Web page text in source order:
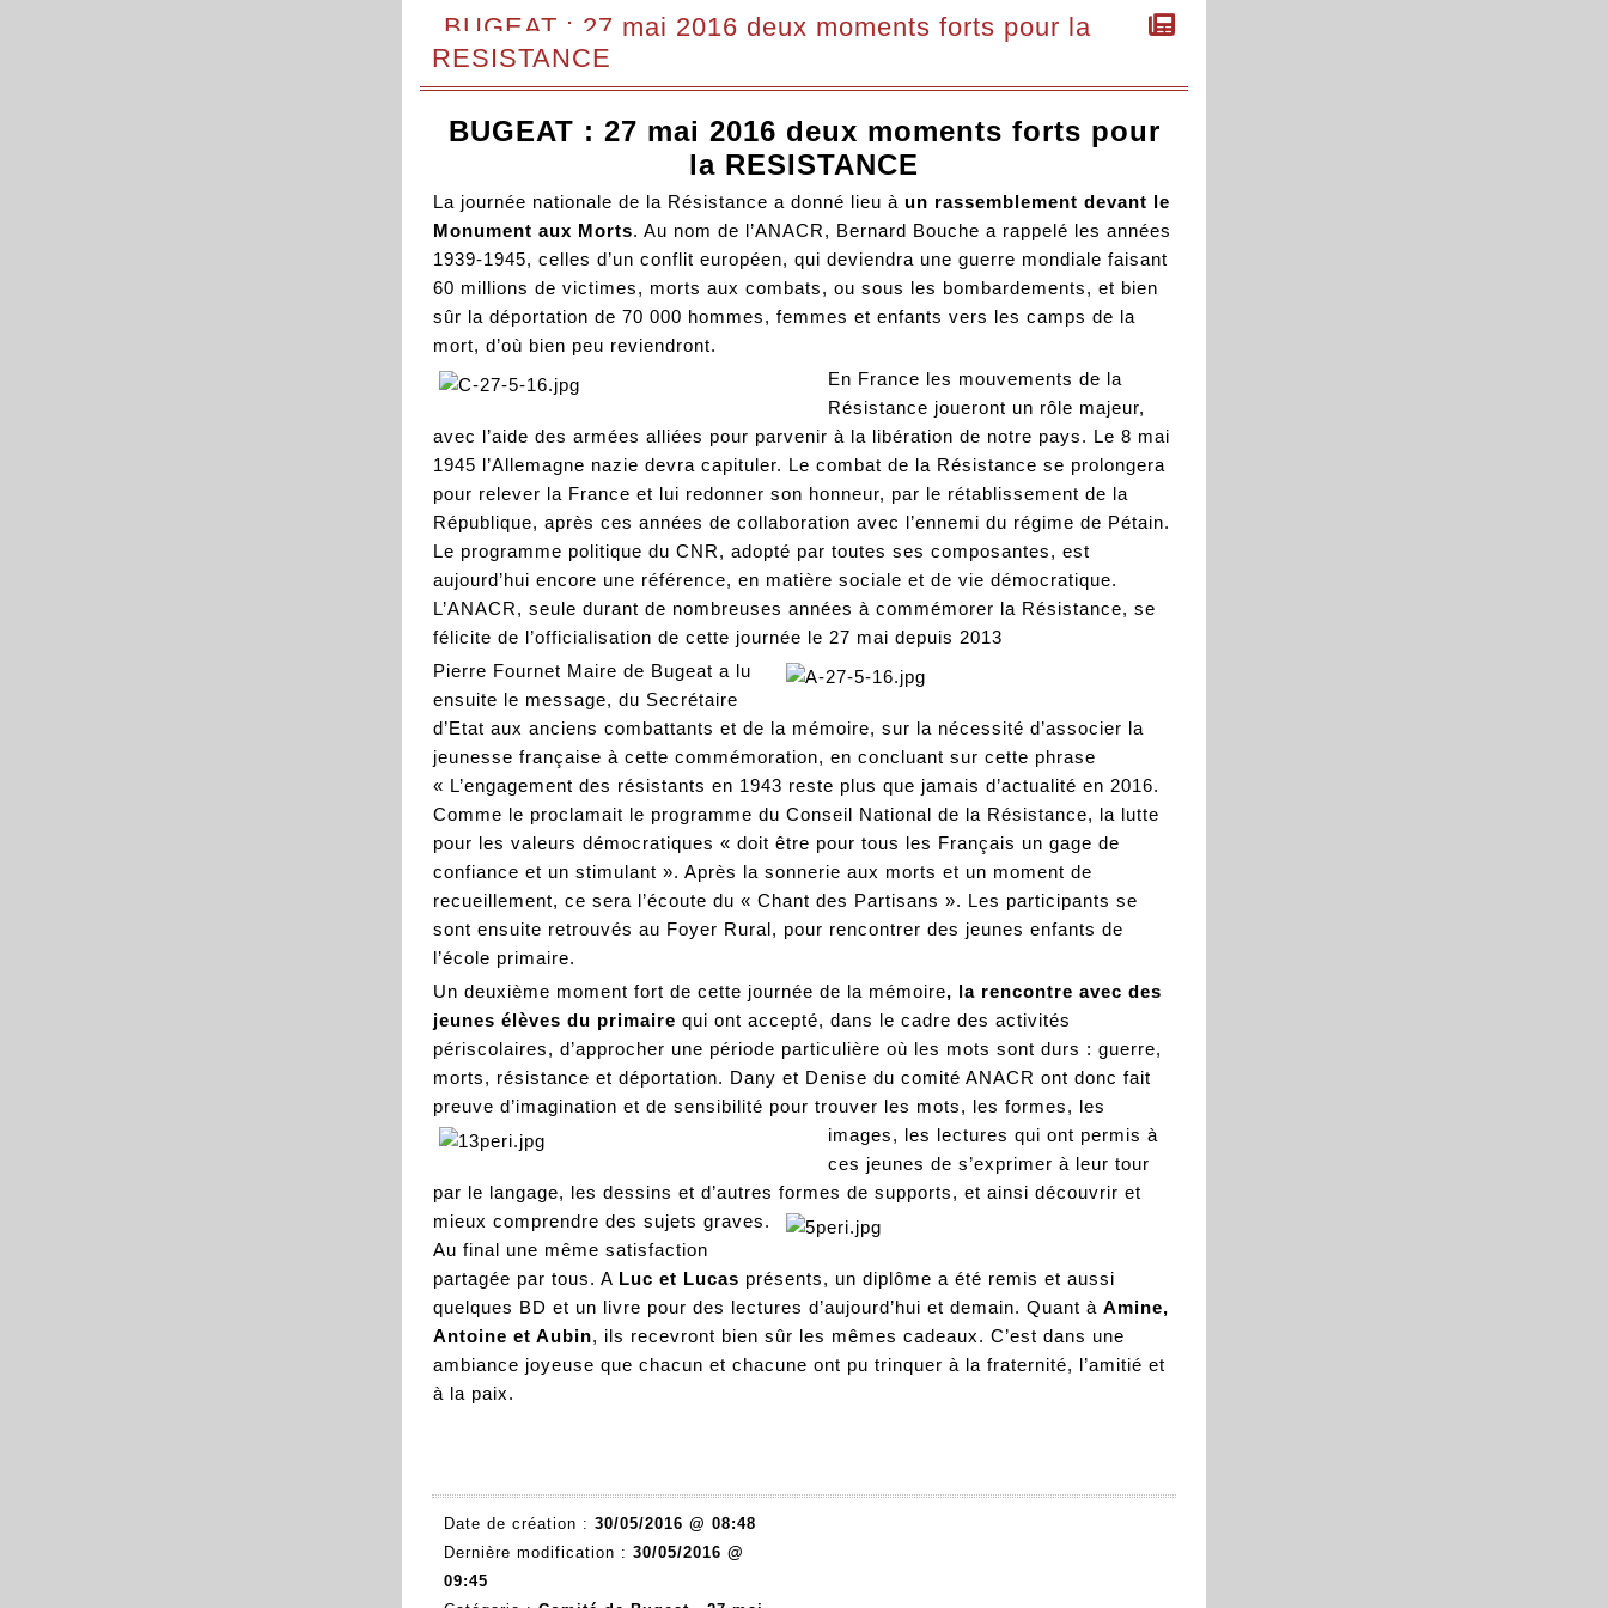
BUGEAT : 27 mai 2016 deux moments forts pour la
RESISTANCE
BUGEAT : 27 mai 2016 deux moments forts pour
la RESISTANCE
La journée nationale de la Résistance a donné lieu à un rassemblement devant le
Monument aux Morts. Au nom de l’ANACR, Bernard Bouche a rappelé les années
1939-1945, celles d’un conflit européen, qui deviendra une guerre mondiale faisant
60 millions de victimes, morts aux combats, ou sous les bombardements, et bien
sûr la déportation de 70 000 hommes, femmes et enfants vers les camps de la
mort, d’où bien peu reviendront.
En France les mouvements de la
Résistance joueront un rôle majeur,
avec l’aide des armées alliées pour parvenir à la libération de notre pays. Le 8 mai
1945 l’Allemagne nazie devra capituler. Le combat de la Résistance se prolongera
pour relever la France et lui redonner son honneur, par le rétablissement de la
République, après ces années de collaboration avec l’ennemi du régime de Pétain.
Le programme politique du CNR, adopté par toutes ses composantes, est
aujourd’hui encore une référence, en matière sociale et de vie démocratique.
L’ANACR, seule durant de nombreuses années à commémorer la Résistance, se
félicite de l’officialisation de cette journée le 27 mai depuis 2013
Pierre Fournet Maire de Bugeat a lu
ensuite le message, du Secrétaire
d’Etat aux anciens combattants et de la mémoire, sur la nécessité d’associer la
jeunesse française à cette commémoration, en concluant sur cette phrase
« L’engagement des résistants en 1943 reste plus que jamais d’actualité en 2016.
Comme le proclamait le programme du Conseil National de la Résistance, la lutte
pour les valeurs démocratiques « doit être pour tous les Français un gage de
confiance et un stimulant ». Après la sonnerie aux morts et un moment de
recueillement, ce sera l’écoute du « Chant des Partisans ». Les participants se
sont ensuite retrouvés au Foyer Rural, pour rencontrer des jeunes enfants de
l’école primaire.
Un deuxième moment fort de cette journée de la mémoire, la rencontre avec des
jeunes élèves du primaire qui ont accepté, dans le cadre des activités
périscolaires, d’approcher une période particulière où les mots sont durs : guerre,
morts, résistance et déportation. Dany et Denise du comité ANACR ont donc fait
preuve d’imagination et de sensibilité pour trouver les mots, les formes, les
images, les lectures qui ont permis à
ces jeunes de s’exprimer à leur tour
par le langage, les dessins et d’autres formes de supports, et ainsi découvrir et
mieux comprendre des sujets graves.
Au final une même satisfaction
partagée par tous. A Luc et Lucas présents, un diplôme a été remis et aussi
quelques BD et un livre pour des lectures d’aujourd’hui et demain. Quant à Amine,
Antoine et Aubin, ils recevront bien sûr les mêmes cadeaux. C’est dans une
ambiance joyeuse que chacun et chacune ont pu trinquer à la fraternité, l’amitié et
à la paix.
Date de création : 30/05/2016 @ 08:48
Dernière modification : 30/05/2016 @
09:45